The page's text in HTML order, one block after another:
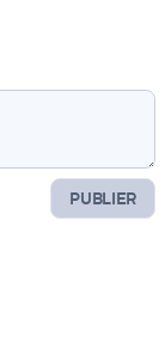
PUBLIER